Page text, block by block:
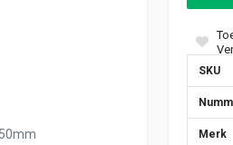
SKU
Merk